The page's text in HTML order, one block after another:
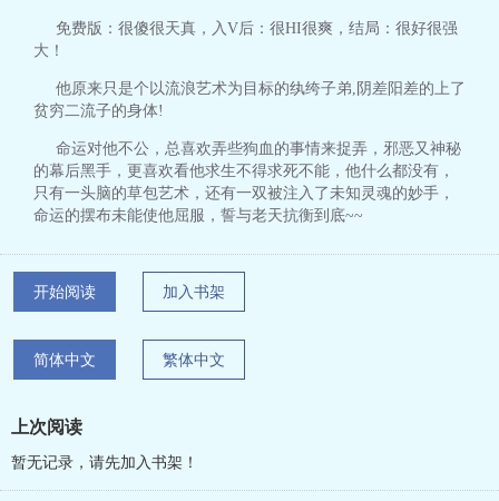
免费版：很傻很天真，入V后：很HI很爽，结局：很好很强
大！
他原来只是个以流浪艺术为目标的纨绔子弟,阴差阳差的上了
贫穷二流子的身体!
命运对他不公，总喜欢弄些狗血的事情来捉弄，邪恶又神秘
的幕后黑手，更喜欢看他求生不得求死不能，他什么都没有，
只有一头脑的草包艺术，还有一双被注入了未知灵魂的妙手，
命运的摆布未能使他屈服，誓与老天抗衡到底~~
开始阅读 加入书架
简体中文 繁体中文
上次阅读
暂无记录，请先加入书架！